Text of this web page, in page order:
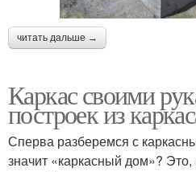
читать дальше →
Каркас своими
построек из
Сперва разберемся с
значит «каркасный дом»?